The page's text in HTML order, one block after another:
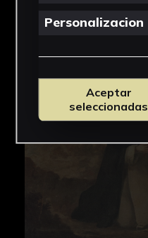
Personalizacion
Aceptar
seleccionadas